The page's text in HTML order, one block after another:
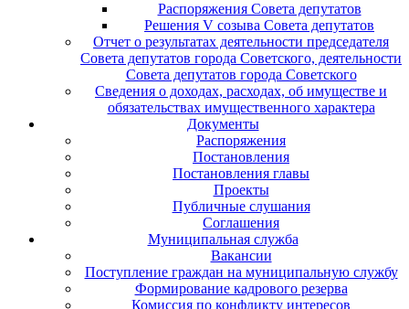
Распоряжения Совета депутатов
Решения V созыва Совета депутатов
Отчет о результатах деятельности председателя
Совета депутатов города Советского, деятельности
Совета депутатов города Советского
Сведения о доходах, расходах, об имуществе и
обязательствах имущественного характера
Документы
Распоряжения
Постановления
Постановления главы
Проекты
Публичные слушания
Соглашения
Муниципальная служба
Вакансии
Поступление граждан на муниципальную службу
Формирование кадрового резерва
Комиссия по конфликту интересов